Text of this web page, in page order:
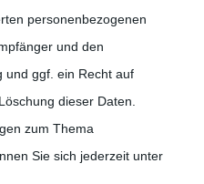
personenbezogenen
und den
und ggf. ein Recht auf
dieser Daten.
zum Thema
Sie sich jederzeit unter